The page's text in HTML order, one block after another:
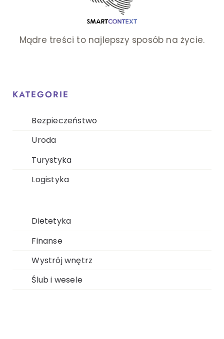
Mądre treści to najlepszy sposób na życie.
KATEGORIE
Bezpieczeństwo
Uroda
Turystyka
Logistyka
Dietetyka
Finanse
Wystrój wnętrz
Ślub i wesele